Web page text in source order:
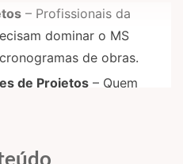
de predecessoras.
materiais e custos).
de avanço físico e financeiro.
de desempenho com a
de
– Profissionais da
dominar o MS
de obras.
de Projetos – Quem
para controle de
e Administração